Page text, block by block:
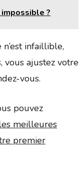
?
n’est infaillible,
vous ajustez votre
vous.
pouvez
meilleures
premier